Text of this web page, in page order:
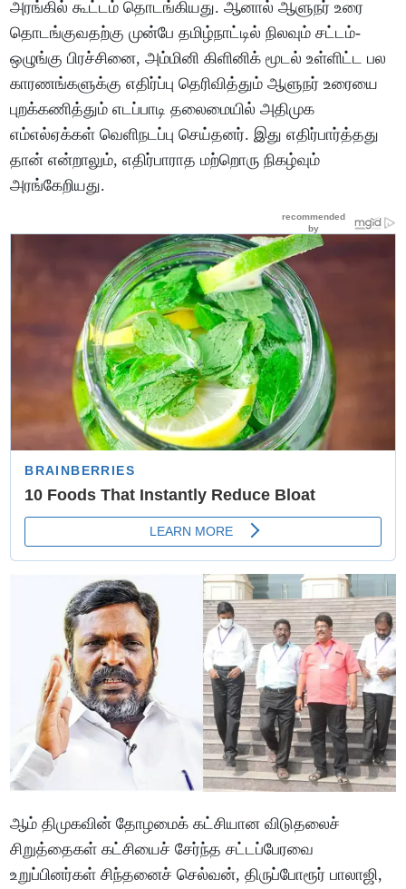
அரங்கில் கூட்டம் தொடங்கியது. ஆனால் ஆளுநர் உரை
தொடங்குவதற்கு முன்பே தமிழ்நாட்டில் நிலவும் சட்டம்-
ஒழுங்கு பிரச்சினை, அம்மினி கிளினிக் மூடல் உள்ளிட்ட பல
காரணங்களுக்கு எதிர்ப்பு தெரிவித்தும் ஆளுநர் உரையை
புறக்கணித்தும் எடப்பாடி தலைமையில் அதிமுக
எம்எல்ஏக்கள் வெளிநடப்பு செய்தனர். இது எதிர்பார்த்தது
தான் என்றாலும், எதிர்பாராத மற்றொரு நிகழ்வும்
அரங்கேறியது.
ஆம் திமுகவின் தோழமைக் கட்சியான விடுதலைச்
சிறுத்தைகள் கட்சியைச் சேர்ந்த சட்டப்பேரவை
உறுப்பினர்கள் சிந்தனைச் செல்வன், திருப்போரூர் பாலாஜி,